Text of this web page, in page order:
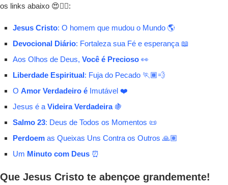
os links abaixo 😍👇🏾:
Jesus Cristo: O homem que mudou o Mundo 🌎
Devocional Diário: Fortaleza sua Fé e esperança 📖
Aos Olhos de Deus, Você é Precioso 👀
Liberdade Espiritual: Fuja do Pecado 🏃🏾💨
O Amor Verdadeiro é Imutável ❤️
Jesus é a Videira Verdadeira🍇
Salmo 23: Deus de Todos os Momentos 📜
Perdoem as Queixas Uns Contra os Outros 🙏🏽
Um Minuto com Deus ⏰
Que Jesus Cristo te abençoe grandemente!